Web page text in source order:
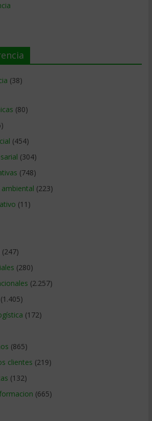
(38)
(80)
(454)
(304)
(748)
(223)
(11)
(247)
(280)
(2.257)
(1.405)
(172)
(865)
clientes (219)
(132)
(665)